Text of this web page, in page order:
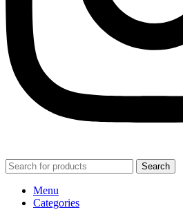
Search
Menu
Categories